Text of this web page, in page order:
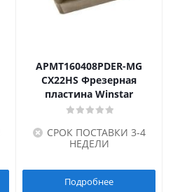
APMT160408PDER-MG
CX22HS Фрезерная
пластина Winstar
СРОК ПОСТАВКИ 3-4
НЕДЕЛИ
Подробнее